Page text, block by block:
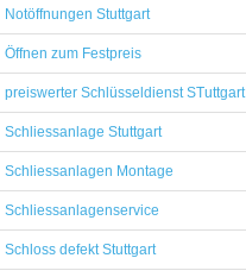
Notöffnungen Stuttgart
Öffnen zum Festpreis
preiswerter Schlüsseldienst STuttgart
Schliessanlage Stuttgart
Schliessanlagen Montage
Schliessanlagenservice
Schloss defekt Stuttgart